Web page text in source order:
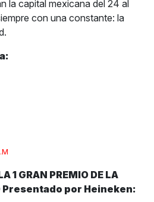
la capital mexicana del 24 al
con una constante: la
1 GRAN PREMIO DE LA
Presentado por Heineken: